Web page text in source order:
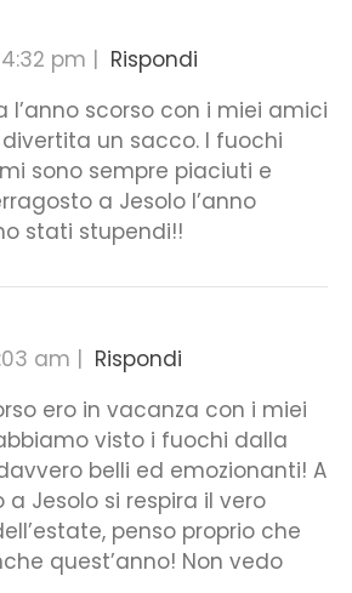
pm | Rispondi
l’anno scorso con i miei amici
un sacco. I fuochi
sono sempre piaciuti e
a Jesolo l’anno
stati stupendi!!
am | Rispondi
ero in vacanza con i miei
visto i fuochi dalla
belli ed emozionanti! A
Jesolo si respira il vero
penso proprio che
quest’anno! Non vedo